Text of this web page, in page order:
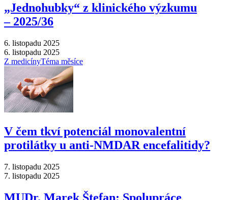
„Jednohubky“ z klinického výzkumu
–⁠ 2025/36
6. listopadu 2025
6. listopadu 2025
Z medicínyTéma měsíce
V čem tkví potenciál monovalentní
protilátky u anti-NMDAR encefalitidy?
7. listopadu 2025
7. listopadu 2025
MUDr. Marek Štefan: Spolupráce